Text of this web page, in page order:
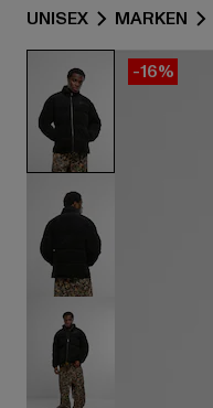
UNISEX MARKEN
-16%